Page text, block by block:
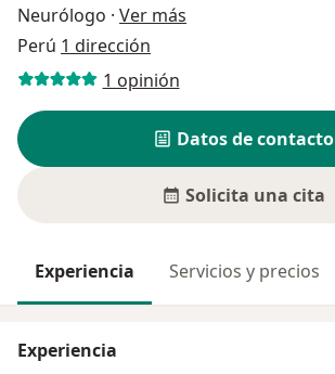
Neurólogo · Ver más
Perú 1 dirección
1 opinión
Datos de contacto
Solicita una cita
Experiencia Servicios y precios
Experiencia